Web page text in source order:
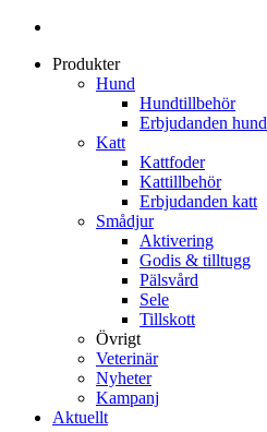
Produkter
Hund
Hundtillbehör
Erbjudanden hund
Katt
Kattfoder
Kattillbehör
Erbjudanden katt
Smådjur
Aktivering
Godis & tilltugg
Pälsvård
Sele
Tillskott
Övrigt
Veterinär
Nyheter
Kampanj
Aktuellt